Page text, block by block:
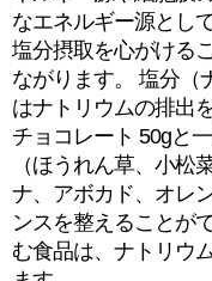
なエネルギー源とし
塩分摂取を心がける
ながります。 塩分（
はナトリウムの排出
チョコレート 50gと
（ほうれん草、小松
ナ、アボカド、オレ
ンスを整えることが
む食品は、ナトリウ